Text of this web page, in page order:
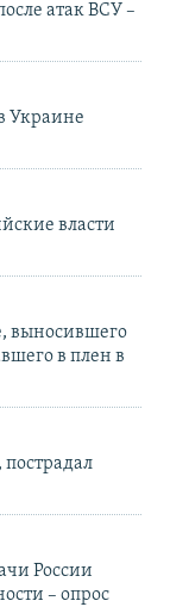
атак ВСУ –
Украине
власти
выносившего
в плен в
России
– опрос